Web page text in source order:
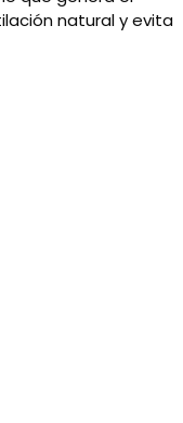
natural y evita